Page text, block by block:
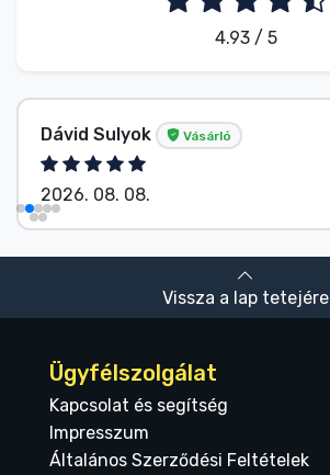
4.93 / 5
Dávid Sulyok Vásárló
2026. 08. 08.
Vissza a lap tetejére
Ügyfélszolgálat
Kapcsolat és segítség
Impresszum
Általános Szerződési Feltételek